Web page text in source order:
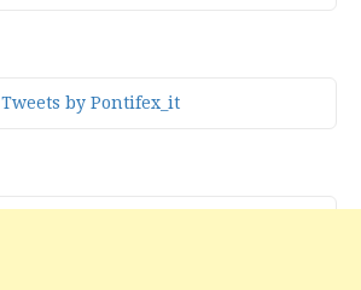
Tweets by Pontifex_it